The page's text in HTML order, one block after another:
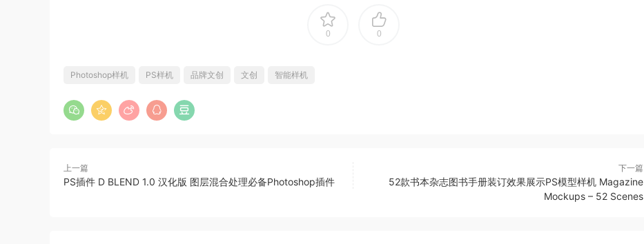
今天就与你分享到这里吧！我是[慢淘时光]，和你分享每一份的美好。感谢你的关注和阅读。
0 0
Photoshop样机 PS样机 品牌文创 文创 智能样机
上一篇
PS插件 D BLEND 1.0 汉化版 图层混合处理必备Photoshop插件
下一篇
52款书本杂志图书手册装订效果展示PS模型样机 Magazine
Mockups – 52 Scenes